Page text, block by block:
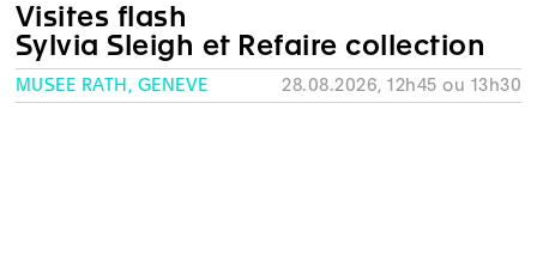
Visites flash
Sylvia Sleigh et Refaire collection
MUSÉE RATH, GENÈVE 28.08.2026, 12h45 ou 13h30